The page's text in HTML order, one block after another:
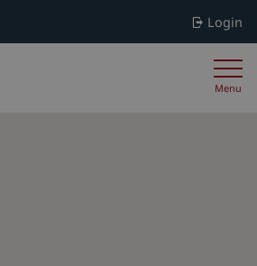
Login
Menu